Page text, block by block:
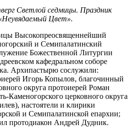
Светлой седмицы. Праздник
Цвет».
Высокопреосвященнейший
и Семипалатинский
Божественной Литургии
кафедральном соборе
Архипастырю сослужили:
Игорь Копылов, благочинный
округа протоиерей Роман
Каменогорского церковного округа
настоятели и клирики
и Семипалатинской епархии;
протодиакон Андрей Дудник.